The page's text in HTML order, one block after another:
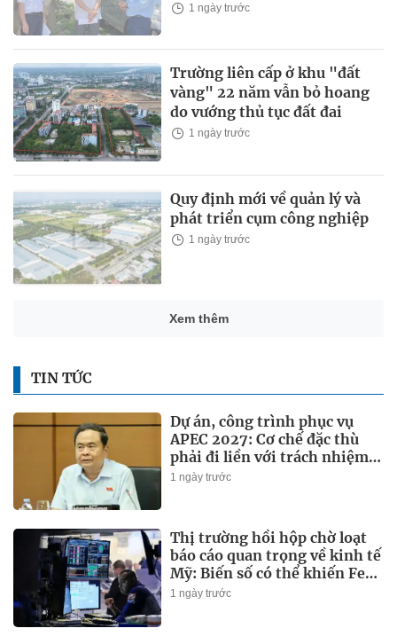
1 ngày trước
Trường liên cấp ở khu "đất
vàng" 22 năm vẫn bỏ hoang
do vướng thủ tục đất đai
1 ngày trước
Quy định mới về quản lý và
phát triển cụm công nghiệp
1 ngày trước
Xem thêm
TIN TỨC
Dự án, công trình phục vụ
APEC 2027: Cơ chế đặc thù
phải đi liền với trách nhiệm
đặc biệt
1 ngày trước
Thị trường hồi hộp chờ loạt
báo cáo quan trọng về kinh tế
Mỹ: Biến số có thể khiến Fed
sớm tăng lãi suất
1 ngày trước